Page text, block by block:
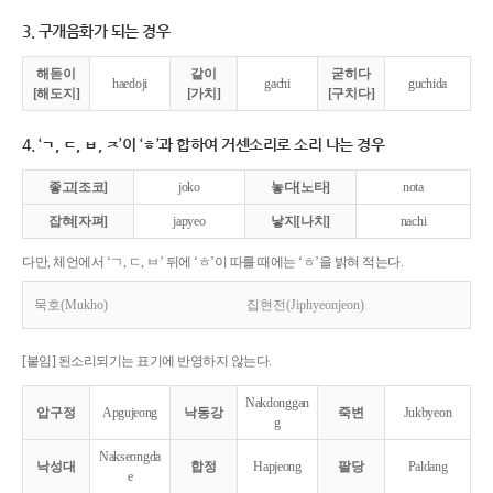
3. 구개음화가 되는 경우
해돋이
[해도지]
haedoji
같이
[가치]
gachi
굳히다
[구치다]
guchida
4. ‘ㄱ, ㄷ, ㅂ, ㅈ’이 ‘ㅎ’과 합하여 거센소리로 소리 나는 경우
좋고[조코] joko 놓다[노타] nota
잡혀[자펴] japyeo 낳지[나치] nachi
다만, 체언에서 ‘ㄱ, ㄷ, ㅂ’ 뒤에 ‘ㅎ’이 따를 때에는 ‘ㅎ’을 밝혀 적는다.
묵호(Mukho) 집현전(Jiphyeonjeon)
[붙임] 된소리되기는 표기에 반영하지 않는다.
압구정 Apgujeong 낙동강
Nakdonggan
g
죽변 Jukbyeon
낙성대
Nakseongda
e
합정 Hapjeong 팔당 Paldang